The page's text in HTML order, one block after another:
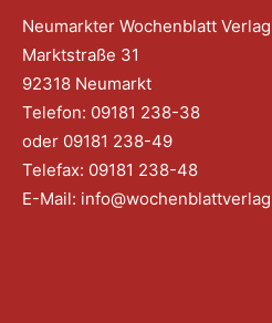
Neumarkter Wochenblatt
Marktstraße 31
92318 Neumarkt
Telefon: 09181 238-38
oder 09181 238-49
Telefax: 09181 238-48
E-Mail: